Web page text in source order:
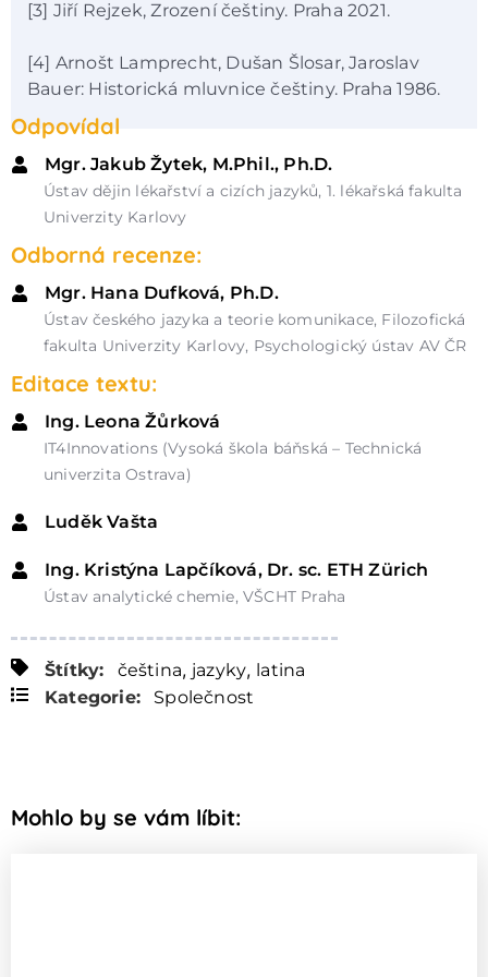
[3] Jiří Rejzek, Zrození češtiny. Praha 2021.
[4] Arnošt Lamprecht, Dušan Šlosar, Jaroslav
Bauer: Historická mluvnice češtiny. Praha 1986.
Odpovídal
Mgr. Jakub Žytek, M.Phil., Ph.D.
Ústav dějin lékařství a cizích jazyků, 1. lékařská fakulta
Univerzity Karlovy
Odborná recenze:
Mgr. Hana Dufková, Ph.D.
Ústav českého jazyka a teorie komunikace, Filozofická
fakulta Univerzity Karlovy, Psychologický ústav AV ČR
Editace textu:
Ing. Leona Žůrková
IT4Innovations (Vysoká škola báňská – Technická
univerzita Ostrava)
Luděk Vašta
Ing. Kristýna Lapčíková, Dr. sc. ETH Zürich
Ústav analytické chemie, VŠCHT Praha
Štítky: čeština, jazyky, latina
Kategorie:
Společnost
Mohlo by se vám líbit: